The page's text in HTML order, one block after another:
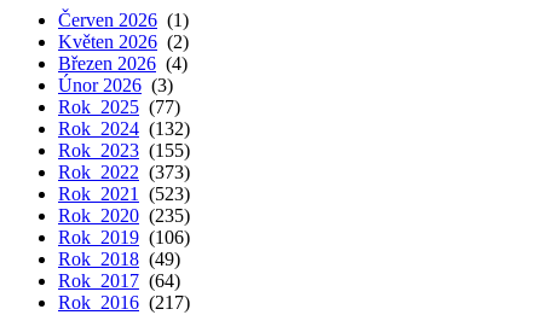
Červen 2026 (1)
Květen 2026 (2)
Březen 2026 (4)
Únor 2026 (3)
Rok 2025 (77)
Rok 2024 (132)
Rok 2023 (155)
Rok 2022 (373)
Rok 2021
(523)
Rok 2020 (235)
Rok 2019 (106)
Rok 2018 (49)
Rok 2017 (64)
Rok 2016 (217)